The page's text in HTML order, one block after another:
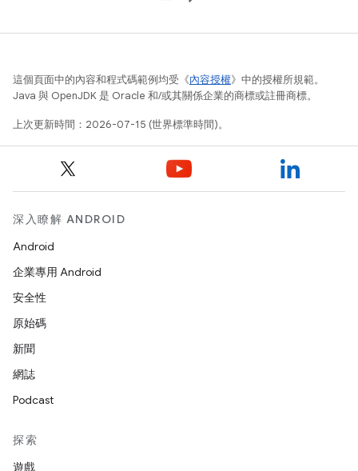
這個頁面中的內容和程式碼範例均受《內容授權》中的授權所規範。
Java 與 OpenJDK 是 Oracle 和/或其關係企業的商標或註冊商標。
上次更新時間：2026-07-15 (世界標準時間)。
深入瞭解 ANDROID
Android
企業專用 Android
安全性
原始碼
新聞
網誌
Podcast
探索
遊戲